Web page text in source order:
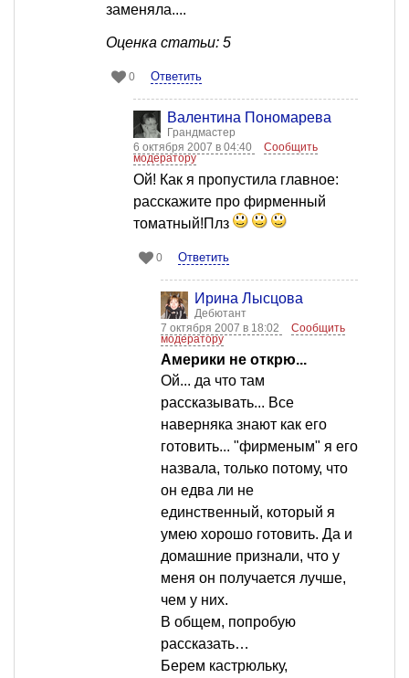
заменяла....
Оценка статьи: 5
0 Ответить
Валентина Пономарева
Грандмастер
6 октября 2007 в 04:40
Сообщить
модератору
Ой! Как я пропустила главное:
расскажите про фирменный
томатный!Плз
0 Ответить
Ирина Лысцова
Дебютант
7 октября 2007 в 18:02
Сообщить
модератору
Америки не открю...
Ой... да что там
рассказывать... Все
наверняка знают как его
готовить... "фирменым" я его
назвала, только потому, что
он едва ли не
единственный, который я
умею хорошо готовить. Да и
домашние признали, что у
меня он получается лучше,
чем у них.
В общем, попробую
рассказать…
Берем кастрюльку,